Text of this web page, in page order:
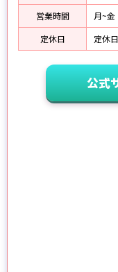
営業時間
月~
定休日
定休
公式